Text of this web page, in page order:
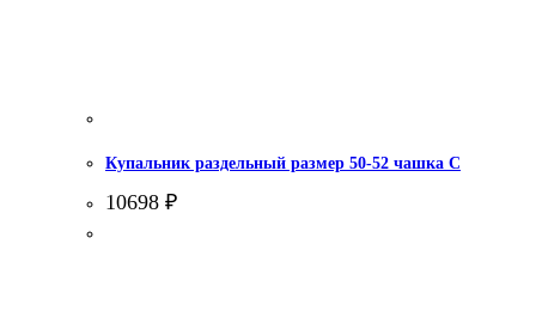
Купальник раздельный размер 50-52 чашка С
10698 ₽